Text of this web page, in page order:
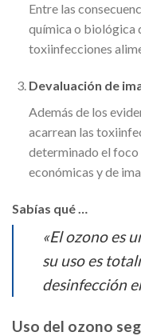
Entre las
química o biológica
toxiinfecciones
Devaluación de
Además de los
acarrean las
determinado el foco
económicas y de
Sabías qué …
«El ozono es
su uso es
desinfección
Uso del ozono